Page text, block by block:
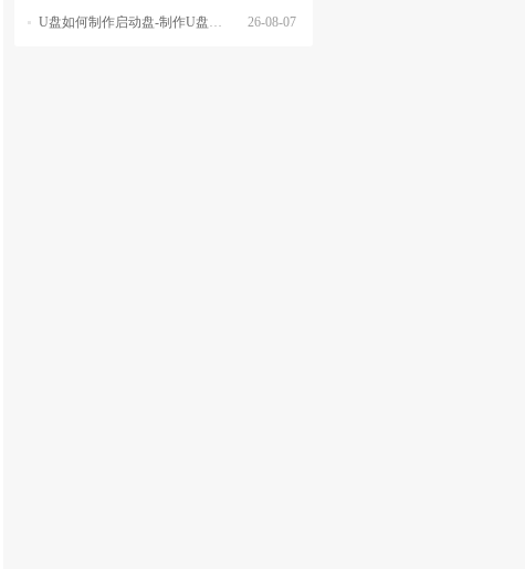
26-08-07
U盘如何制作启动盘-制作U盘启动盘重装